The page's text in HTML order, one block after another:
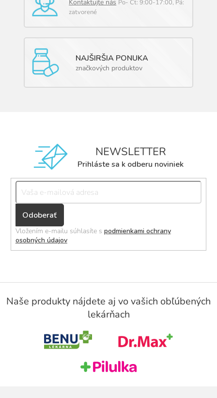
Kontaktujte nás Po- Čt: 9:00-17:00, Pá:
zatvorené
NAJŠIRŠIA PONUKA
značkových produktov
NEWSLETTER
Prihláste sa k odberu noviniek
Přihlásit
se
Vložením e-mailu súhlasíte s podmienkami ochrany
osobných údajov
Z
Naše produkty nájdete aj vo vašich obľúbených
lekárňach